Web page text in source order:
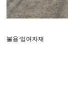
불용·잉여자재